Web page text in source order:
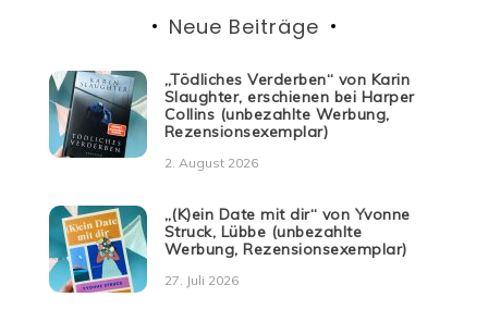
Neue Beiträge
„Tödliches Verderben“ von Karin
Slaughter, erschienen bei Harper
Collins (unbezahlte Werbung,
Rezensionsexemplar)
2. August 2026
„(K)ein Date mit dir“ von Yvonne
Struck, Lübbe (unbezahlte
Werbung, Rezensionsexemplar)
27. Juli 2026